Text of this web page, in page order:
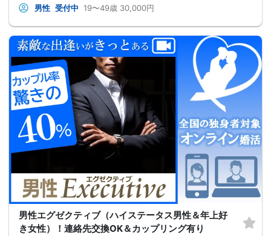
男性 受付中 19〜49歳 30,000円
男性エグゼクティブ（ハイステータス男性＆年上好
き女性）！連絡先交換OK＆カップリング有り